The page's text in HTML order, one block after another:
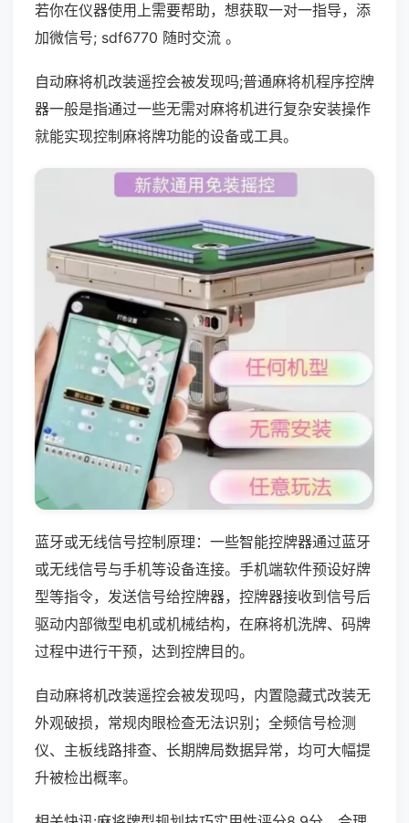
若你在仪器使用上需要帮助，想获取一对一指导，添
加微信号; sdf6770 随时交流 。
自动麻将机改装遥控会被发现吗;普通麻将机程序控牌
器一般是指通过一些无需对麻将机进行复杂安装操作
就能实现控制麻将牌功能的设备或工具。
蓝牙或无线信号控制原理：一些智能控牌器通过蓝牙
或无线信号与手机等设备连接。手机端软件预设好牌
型等指令，发送信号给控牌器，控牌器接收到信号后
驱动内部微型电机或机械结构，在麻将机洗牌、码牌
过程中进行干预，达到控牌目的。
自动麻将机改装遥控会被发现吗，内置隐藏式改装无
外观破损，常规肉眼检查无法识别；全频信号检测
仪、主板线路排查、长期牌局数据异常，均可大幅提
升被检出概率。